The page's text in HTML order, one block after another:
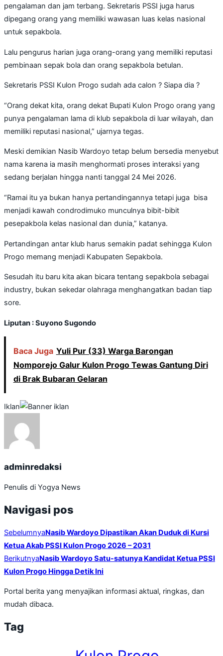
pengalaman dan jam terbang. Sekretaris PSSI juga harus
dipegang orang yang memiliki wawasan luas kelas nasional
untuk sepakbola.
Lalu pengurus harian juga orang-orang yang memiliki reputasi
pembinaan sepak bola dan orang sepakbola betulan.
Sekretaris PSSI Kulon Progo sudah ada calon ? Siapa dia ?
“Orang dekat kita, orang dekat Bupati Kulon Progo orang yang
punya pengalaman lama di klub sepakbola di luar wilayah, dan
memiliki reputasi nasional,” ujarnya tegas.
Meski demikian Nasib Wardoyo tetap belum bersedia menyebut
nama karena ia masih menghormati proses interaksi yang
sedang berjalan hingga nanti tanggal 24 Mei 2026.
“Ramai itu ya bukan hanya pertandingannya tetapi juga bisa
menjadi kawah condrodimuko munculnya bibit-bibit
pesepakbola kelas nasional dan dunia,” katanya.
Pertandingan antar klub harus semakin padat sehingga Kulon
Progo memang menjadi Kabupaten Sepakbola.
Sesudah itu baru kita akan bicara tentang sepakbola sebagai
industry, bukan sekedar olahraga menghangatkan badan tiap
sore.
Liputan : Suyono Sugondo
Baca Juga Yuli Pur (33) Warga Barongan
Nomporejo Galur Kulon Progo Tewas Gantung Diri
di Brak Bubaran Gelaran
Iklan
adminredaksi
Penulis di Yogya News
Navigasi pos
SebelumnyaNasib Wardoyo Dipastikan Akan Duduk di Kursi
Ketua Akab PSSI Kulon Progo 2026 – 2031
BerikutnyaNasib Wardoyo Satu-satunya Kandidat Ketua PSSI
Kulon Progo Hingga Detik Ini
Portal berita yang menyajikan informasi aktual, ringkas, dan
mudah dibaca.
Tag